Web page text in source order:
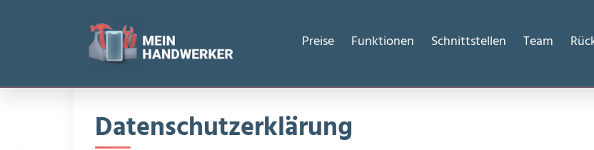
Preise Funktionen Schnittstellen Team
Datenschutzerklärung